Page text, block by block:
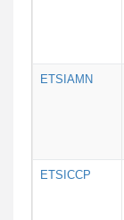
ETSIAMN
ETSICCP